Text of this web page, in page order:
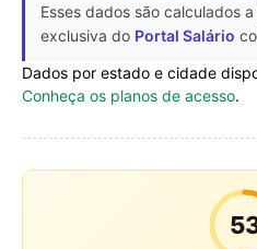
Esses dados são calculados
exclusiva do Portal Salário
Dados por estado e cidade
Conheça os planos de acesso.